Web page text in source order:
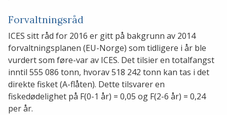
Forvaltningsråd
ICES sitt råd for 2016 er gitt på bakgrunn av 2014
forvaltningsplanen (EU-Norge) som tidligere i år ble
vurdert som føre-var av ICES. Det tilsier en totalfangst
inntil 555 086 tonn, hvorav 518 242 tonn kan tas i det
direkte fisket (A-flåten). Dette tilsvarer en
fiskedødelighet på F(0-1 år) = 0,05 og F(2-6 år) = 0,24
per år.